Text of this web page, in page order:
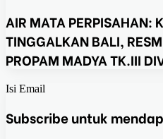
AIR MATA PERPISAHAN:
TINGGALKAN BALI,
PROPAM MADYA TK.III
Isi Email
Subscribe untuk